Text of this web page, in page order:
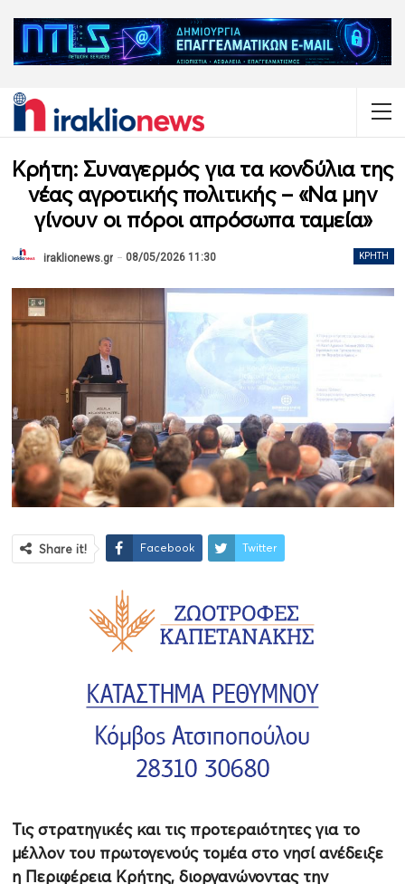
Κρήτη: Συναγερμός για τα κονδύλια της
νέας αγροτικής πολιτικής – «Να μην
γίνουν οι πόροι απρόσωπα ταμεία»
ΚΡΉΤΗ
iraklionews.gr 08/05/2026 11:30
Share it! Facebook Twitter
Τις στρατηγικές και τις προτεραιότητες για το
μέλλον του πρωτογενούς τομέα στο νησί ανέδειξε
η Περιφέρεια Κρήτης, διοργανώνοντας την